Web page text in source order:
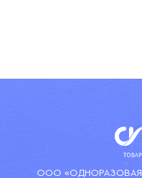
ООО «ОДНОРАЗОВАЯ